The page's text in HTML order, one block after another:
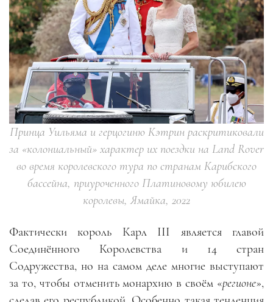
Принца Уильяма и герцогиню Кэтрин раскритиковали
за «колониальный» характер их поездки на Land Rover
во время королевского тура по странам Карибского
бассейна, приуроченного Платиновому юбилею
королевы, Ямайка, 2022
Фактически король Карл III является главой
Соединённого Королевства и 14 стран
Содружества, но на самом деле многие выступают
за то, чтобы отменить монархию в своём «регионе»,